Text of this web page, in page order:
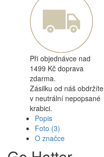
Při objednávce nad
1499 Kč doprava
zdarma.
Zásilku od náš obdržíte
v neutrální nepopsané
krabici.
Popis
Foto (3)
O značce